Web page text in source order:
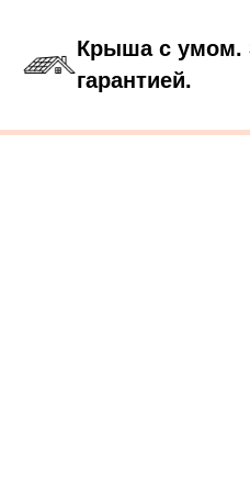
Крыша с умом.
гарантией.